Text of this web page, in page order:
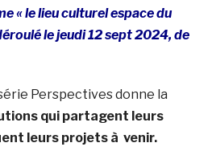
« le lieu culturel espace du
le jeudi 12 sept 2024, de
Perspectives donne la
qui partagent leurs
leurs projets à venir.